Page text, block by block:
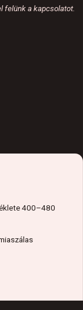
felünk a kapcsolatot.
400–480